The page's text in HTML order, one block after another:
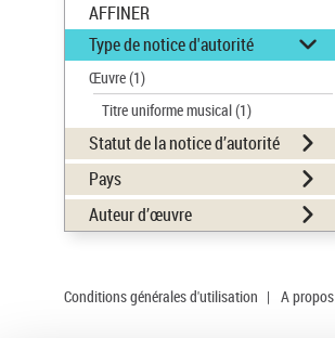
AFFINER
Type de notice d'autorité
Œuvre(1)
Titre uniforme musical(1)
Statut de la notice d’autorité
Pays
Auteur d’œuvre
Conditions générales d'utilisation | A propos